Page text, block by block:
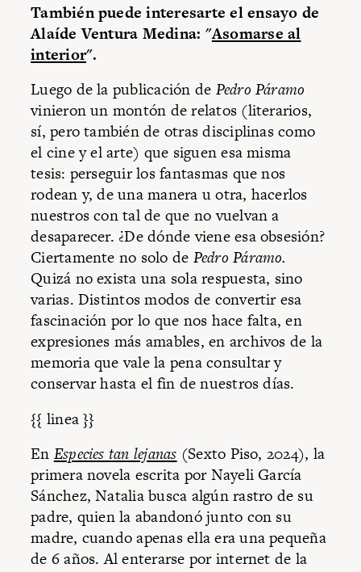
También puede interesarte el ensayo de
Alaíde Ventura Medina: "Asomarse al
interior".
Luego de la publicación de Pedro Páramo
vinieron un montón de relatos (literarios,
sí, pero también de otras disciplinas como
el cine y el arte) que siguen esa misma
tesis: perseguir los fantasmas que nos
rodean y, de una manera u otra, hacerlos
nuestros con tal de que no vuelvan a
desaparecer. ¿De dónde viene esa obsesión?
Ciertamente no solo de Pedro Páramo.
Quizá no exista una sola respuesta, sino
varias. Distintos modos de convertir esa
fascinación por lo que nos hace falta, en
expresiones más amables, en archivos de la
memoria que vale la pena consultar y
conservar hasta el fin de nuestros días.
{{ linea }}
En Especies tan lejanas (Sexto Piso, 2024), la
primera novela escrita por Nayeli García
Sánchez, Natalia busca algún rastro de su
padre, quien la abandonó junto con su
madre, cuando apenas ella era una pequeña
de 6 años. Al enterarse por internet de la